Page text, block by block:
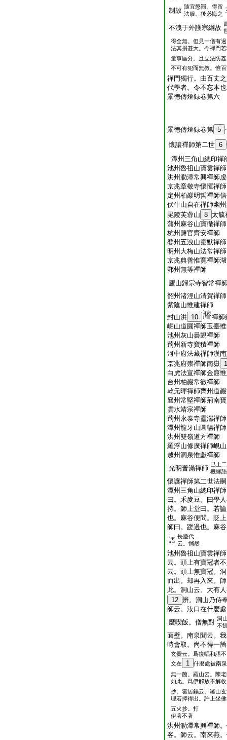
制故 隨宜懲罰。得留
法服。後必悔之
不洩于外護宗綱故
得全無。但見一僧有
法其損甚大。今禪門
量事區分。且立法防
不可有犯而無教。惟
禪門獨行。由百丈
代學者。令不忘本
景徳傳燈録卷第六
景徳傳燈録卷第 5
懷讓禪師第二世 6
潭州三角山總印禪
池州魯祖山寶雲禪師
洪州泐潭常興禪師
京兆章敬寺懷惲禪師
定州柏巖明哲禪師
伏牛山自在禪師幽
毘陵芙蓉山 8 太毓
蒲州麻谷山寶徹禪師
杭州鹽官齊安禪師
婺州五洩山靈默禪師
明州大梅山法常禪師
京兆典善惟寛禪師
鄂州無等禪師
廬山歸宗寺智常禪
韶州渚涇山清賀禪師
紫陰山惟建禪師
封山洪 10
禪師
崛山道圓禪師玉臺
池州灰山曇覬禪師
荊州新寺寶積禪師
河中府法藏禪師漢
京兆府崇禪師南嶽
白虎法宣禪師金窟
台州柏巖常徹禪師
乾元暉禪師齊州道
襄州常堅禪師荊南
雲水靖宗禪師
荊州永泰寺靈湍禪師
潭州龍牙山圓暢禪師
洪州雙嶺道方禪師
羅浮山修廣禪師峴
越州洞泉惟獻禪師
光明普滿禪師 已上
機縁
懷讓禪師第二世法嗣
潭州三角山總印禪
曰。禾麥豆。曰學
持。師上堂曰。若
也。麻谷便問。貶
師曰。蹉過也。麻
語 長慶代
云。悄然
池州魯祖山寶雲禪
云。頭上有寶冠者
云。頭上無寶冠。
而出。却再入來。
此。洞山云。大有
12 辨。洞山乃侍
師云。汝口在什麼
麼喫飯。僧無對 洞
不
面壁。南泉聞云。
時會取。尚不得一
玄覺云。爲復唱和語
文在
1
什麼處被南
無一箇。羅山云。陳
如此。爲伊解放不解
抄。雲居錫云。羅山
理若擇得出。許上坐
五火抄。打
伊著不著
洪州泐潭常興禪師
客。師云。南來燕